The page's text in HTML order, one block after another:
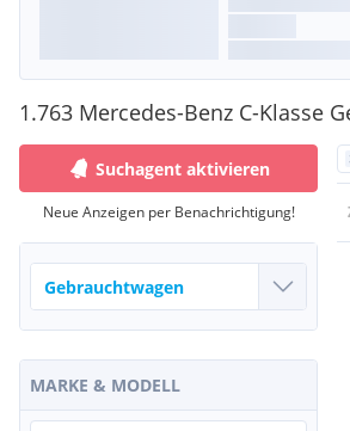
1.763 Mercedes-Benz C-Klasse
Suchagent aktivieren
Neue Anzeigen per Benachrichtigung!
MARKE & MODELL